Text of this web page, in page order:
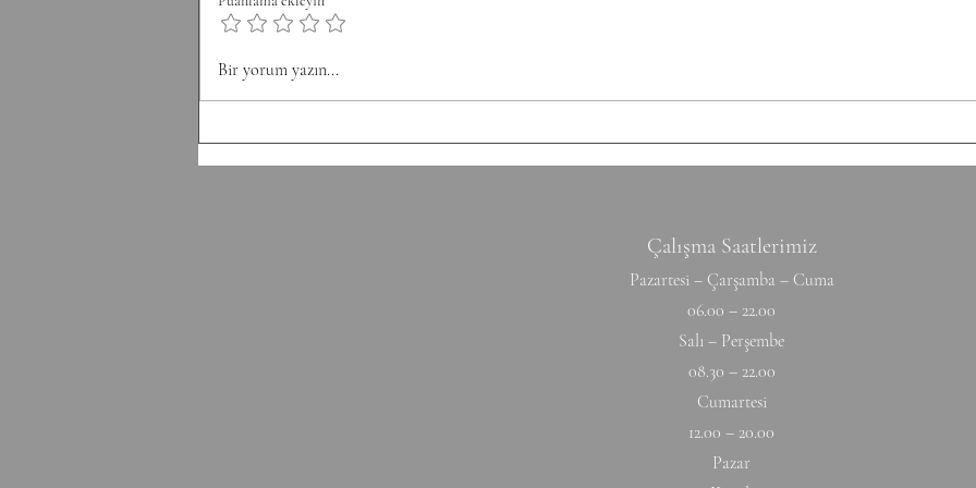
Minute 4: 12 Sit Ups Minute 5: 50
Double Unders Minute 6: Rest
Bir yorum yazın...
Çalışma Saatlerimiz
Pazartesi – Çarşamba – Cuma
06.00 – 22.00
Salı – Perşembe
08.30 – 22.00
Cumartesi
12.00 – 20.00
Pazar